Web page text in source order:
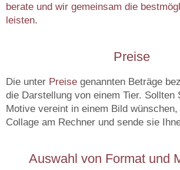
berate und wir gemeinsam die
leisten.
Preise
Die unter Preise genannten Beträge
die Darstellung von einem Tier. Sollten
Motive vereint in einem Bild
Collage am Rechner und sende sie
Auswahl von Format und